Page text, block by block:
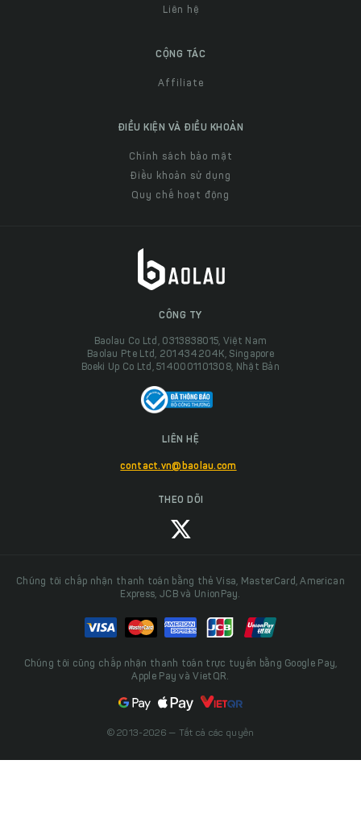
Liên hệ
CỘNG TÁC
Affiliate
ĐIỀU KIỆN VÀ ĐIỀU KHOẢN
Chính sách bảo mật
Điều khoản sử dụng
Quy chế hoạt động
CÔNG TY
Baolau Co Ltd, 0313838015, Việt Nam
Baolau Pte Ltd, 201434204K, Singapore
Boeki Up Co Ltd, 5140001101308, Nhật Bản
LIÊN HỆ
contact.vn@baolau.com
THEO DÕI
Chúng tôi chấp nhận thanh toán bằng thẻ Visa, MasterCard, American
Express, JCB và UnionPay.
Chúng tôi cũng chấp nhận thanh toán trực tuyến bằng Google Pay,
Apple Pay và VietQR.
© 2013-2026 — Tất cả các quyền